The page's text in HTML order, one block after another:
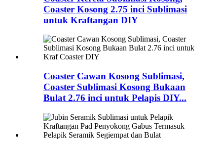
Coaster Kosong 2.75 inci Sublimasi
untuk Kraftangan DIY
Coaster Cawan Kosong Sublimasi,
Coaster Sublimasi Kosong Bukaan
Bulat 2.76 inci untuk Pelapis DIY...